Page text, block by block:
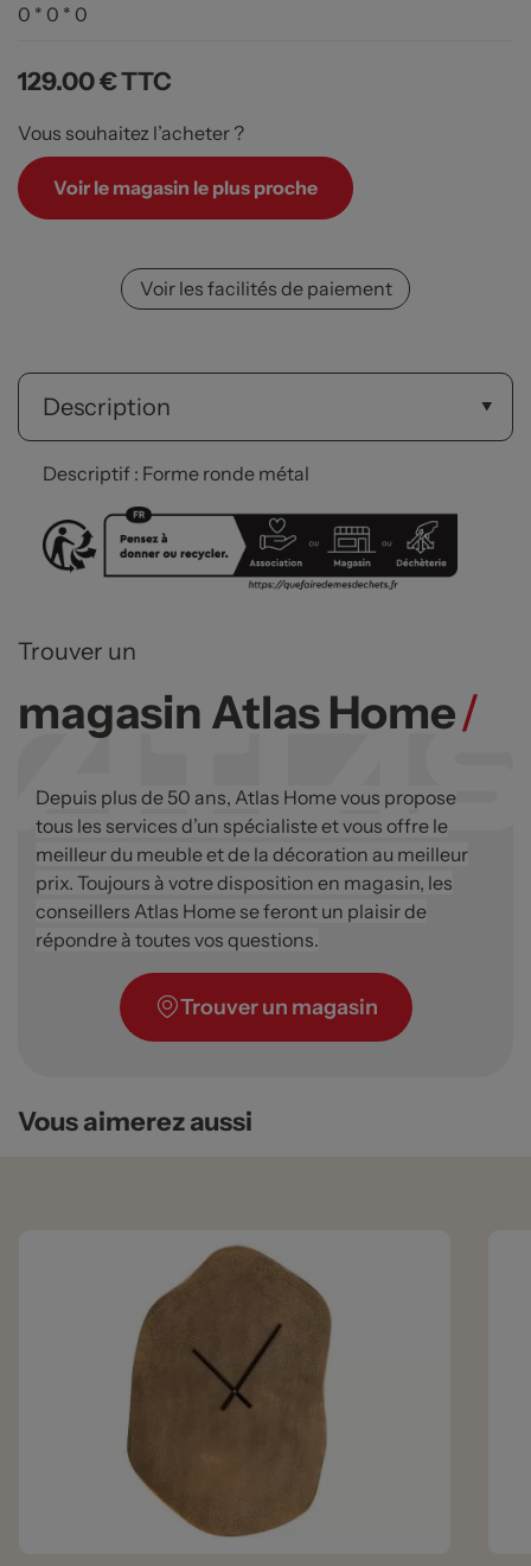
0 * 0 * 0
129.00 €TTC
Vous souhaitez l’acheter ?
Voir le magasin le plus proche
Voir les facilités de paiement
Description
Descriptif : Forme ronde métal
Trouver un
magasin Atlas Home/
Depuis plus de 50 ans, Atlas Home vous propose
tous les services d’un spécialiste et vous offre le
meilleur du meuble et de la décoration au meilleur
prix. Toujours à votre disposition en magasin, les
conseillers Atlas Home se feront un plaisir de
répondre à toutes vos questions.
Trouver un magasin
Vous aimerez aussi